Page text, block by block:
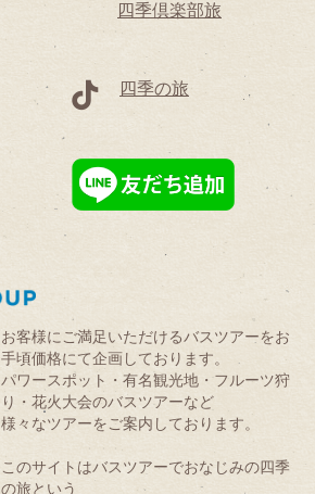
四季倶楽部旅
四季の旅
お客様にご満足いただけるバスツアーをお
手頃価格にて企画しております。
パワースポット・有名観光地・フルーツ狩
り・花火大会のバスツアーなど
様々なツアーをご案内しております。
このサイトはバスツアーでおなじみの四季
の旅という